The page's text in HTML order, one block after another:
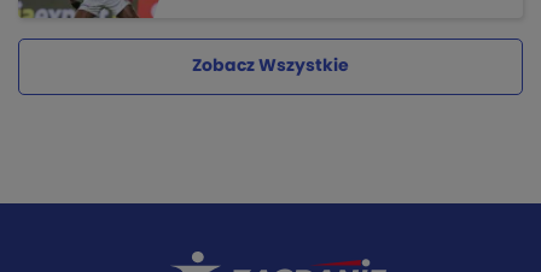
Zobacz Wszystkie